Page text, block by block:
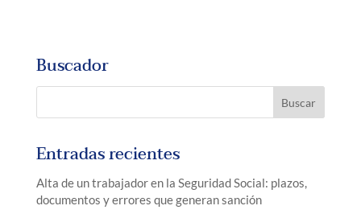
Buscador
Entradas recientes
Alta de un trabajador en la Seguridad Social: plazos,
documentos y errores que generan sanción